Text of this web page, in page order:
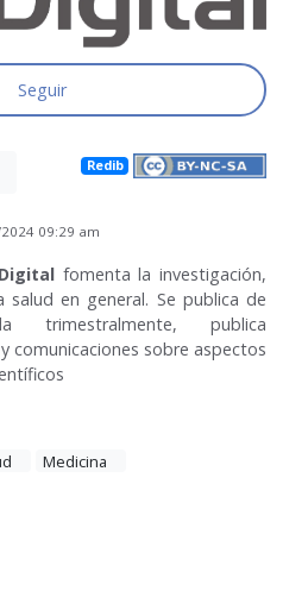
Seguir
Redib
09:29 am
fomenta la investigación,
salud en general. Se publica de
trimestralmente, publica
comunicaciones sobre aspectos
Medicina